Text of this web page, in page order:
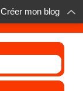
Créer mon blog